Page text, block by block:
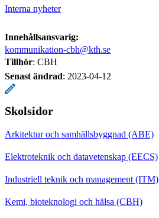
Interna nyheter
Innehållsansvarig:
kommunikation-cbh@kth.se
Tillhör: CBH
Senast ändrad: 2023-04-12
Skolsidor
Arkitektur och samhällsbyggnad (ABE)
Elektroteknik och datavetenskap (EECS)
Industriell teknik och management (ITM)
Kemi, bioteknologi och hälsa (CBH)